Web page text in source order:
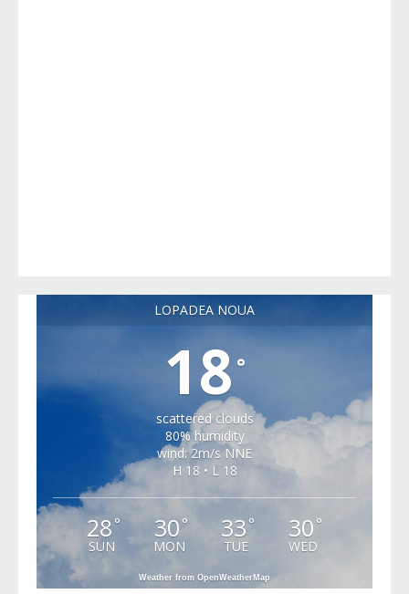
LOPADEA NOUA
18 °
scattered clouds
80% humidity
wind: 2m/s NNE
H 18 • L 18
28°
SUN
30 °
MON
33 °
TUE
30 °
WED
Weather from OpenWeatherMap